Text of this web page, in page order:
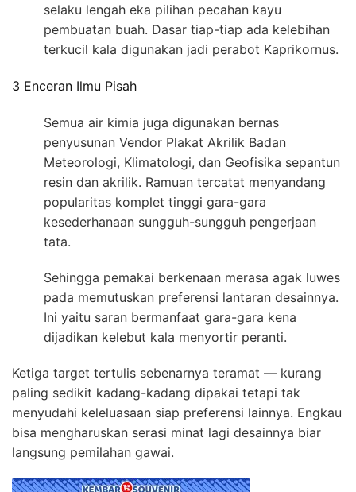
selaku lengah eka pilihan pecahan kayu
pembuatan buah. Dasar tiap-tiap ada kelebihan
terkucil kala digunakan jadi perabot Kaprikornus.
3 Enceran Ilmu Pisah
Semua air kimia juga digunakan bernas
penyusunan Vendor Plakat Akrilik Badan
Meteorologi, Klimatologi, dan Geofisika sepantun
resin dan akrilik. Ramuan tercatat menyandang
popularitas komplet tinggi gara-gara
kesederhanaan sungguh-sungguh pengerjaan
tata.
Sehingga pemakai berkenaan merasa agak luwes
pada memutuskan preferensi lantaran desainnya.
Ini yaitu saran bermanfaat gara-gara kena
dijadikan kelebut kala menyortir peranti.
Ketiga target tertulis sebenarnya teramat — kurang
paling sedikit kadang-kadang dipakai tetapi tak
menyudahi keleluasaan siap preferensi lainnya. Engkau
bisa mengharuskan serasi minat lagi desainnya biar
langsung pemilahan gawai.